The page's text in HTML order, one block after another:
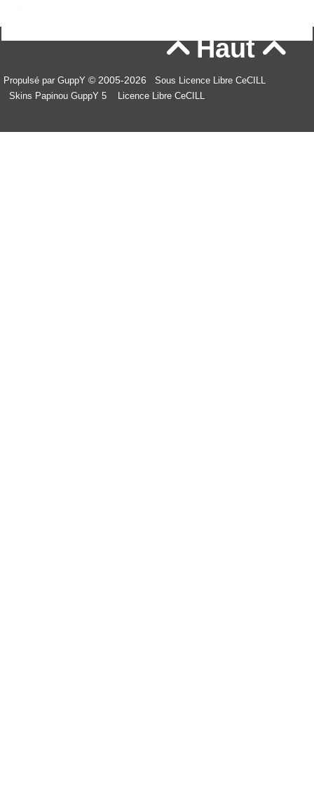
Haut
Propulsé par GuppY © 2005-2026
Sous Licence Libre CeCILL
Skins Papinou GuppY 5
Licence Libre CeCILL